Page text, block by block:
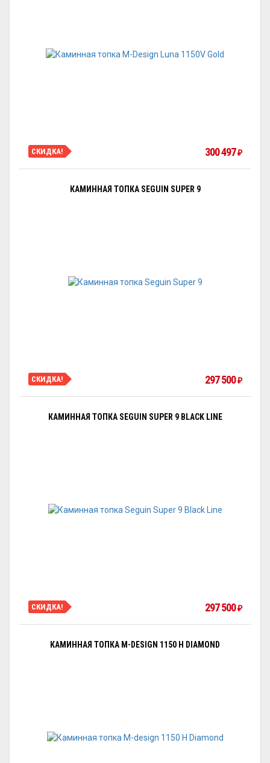
СКИДКА! 300 497 ₽
КАМИННАЯ ТОПКА SEGUIN SUPER 9
СКИДКА! 297 500 ₽
КАМИННАЯ ТОПКА SEGUIN SUPER 9 BLACK LINE
СКИДКА! 297 500 ₽
КАМИННАЯ ТОПКА M-DESIGN 1150 H DIAMOND